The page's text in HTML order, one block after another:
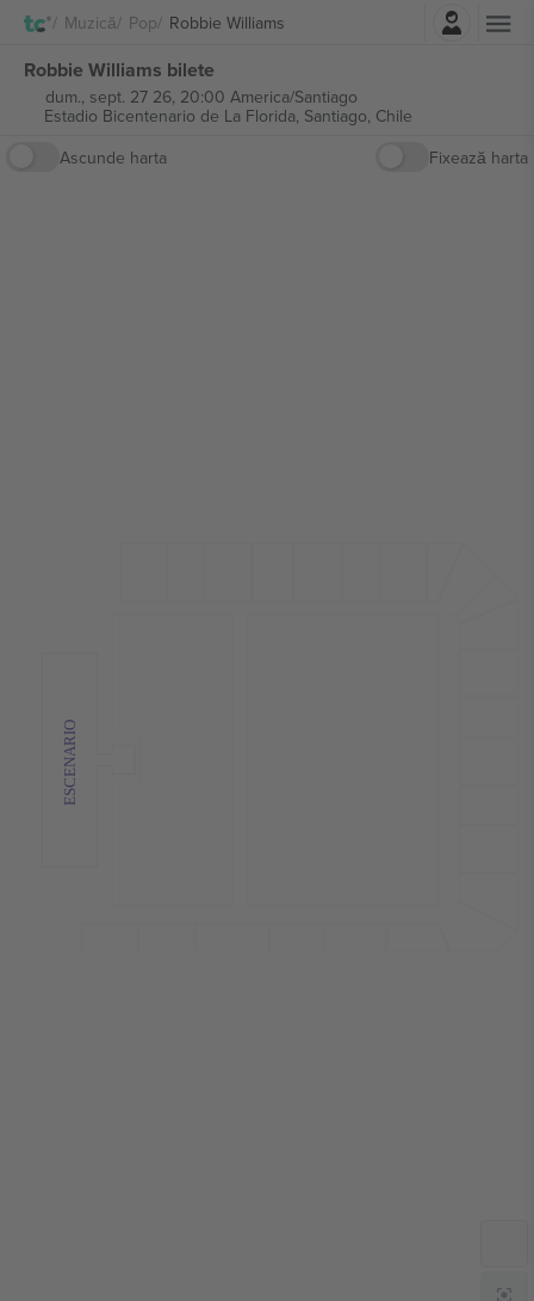
Muzică Pop Robbie WilliamsAutentificare
Robbie Williams bilete
dum., sept. 27 26, 20:00 America/Santiago
Estadio Bicentenario de La Florida, Santiago, Chile
Ascunde harta
Fixează harta
ESCENARIO